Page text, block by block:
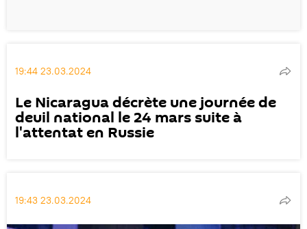
19:44 23.03.2024
Le Nicaragua décrète une journée de
deuil national le 24 mars suite à
l'attentat en Russie
19:43 23.03.2024